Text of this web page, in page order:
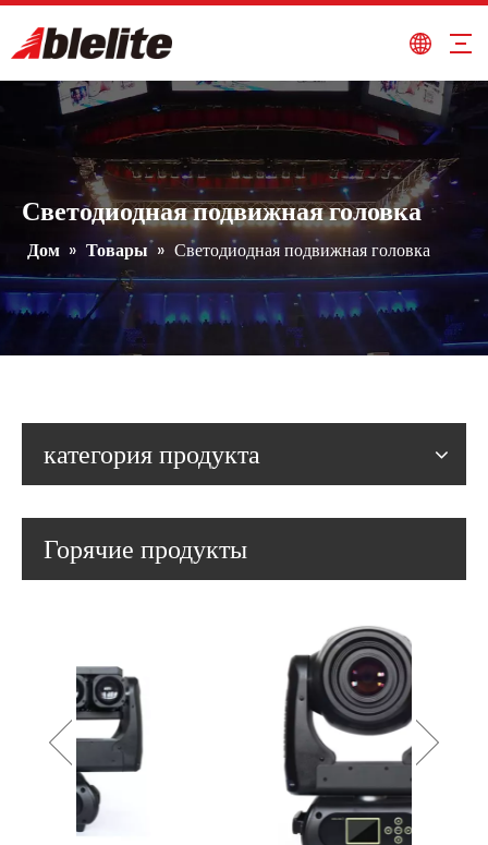
Светодиодная подвижная головка
Дом » Товары » Светодиодная подвижная головка
категория продукта
Горячие продукты